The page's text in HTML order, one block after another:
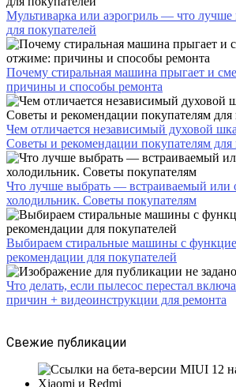
Мультиварка или аэрогриль — что
для покупателей
Почему стиральная машина прыгает и
причины и способы ремонта
Чем отличается независимый духовой
Советы и рекомендации покупателям для
Что лучше выбрать — встраиваемый или
холодильник. Советы покупателям
Выбираем стиральные машины с
рекомендации для покупателей
Что делать, если пылесос перестал
причин + видеоинструкции для ремонта
Свежие публикации